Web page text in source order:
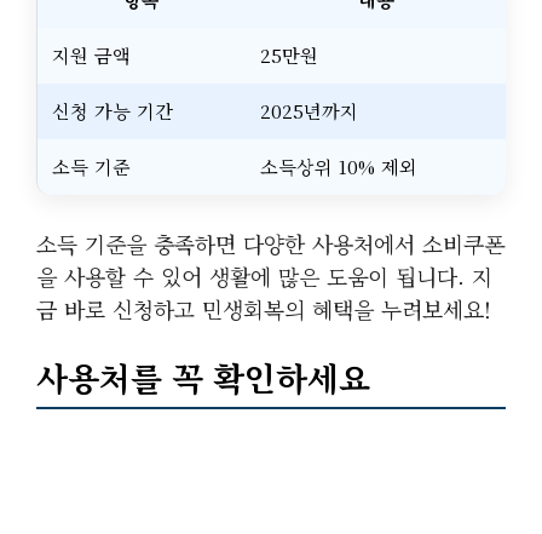
지원 금액 25만원
신청 가능 기간 2025년까지
소득 기준 소득상위 10% 제외
소득 기준을 충족하면 다양한 사용처에서 소비쿠폰
을 사용할 수 있어 생활에 많은 도움이 됩니다. 지
금 바로 신청하고 민생회복의 혜택을 누려보세요!
사용처를 꼭 확인하세요